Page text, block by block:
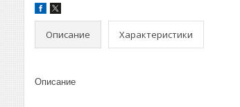
Описание Характеристики
Описание